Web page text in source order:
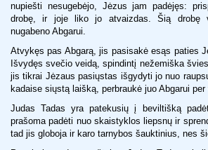
nupiešti nesugebėjo, Jėzus jam padėjęs:
drobę, ir joje liko jo atvaizdas. Šią drobę
nugabeno Abgarui.
Atvykęs pas Abgarą, jis pasisakė esąs paties
Išvydęs svečio veidą, spindintį nežemiška
jis tikrai Jėzaus pasiųstas išgydyti jo nuo
kadaise siųstą laišką, perbraukė juo Abgarui
Judas Tadas yra patekusių į beviltišką
prašoma padėti nuo skaistyklos liepsnų ir
tad jis globoja ir karo tarnybos šauktinius, nes